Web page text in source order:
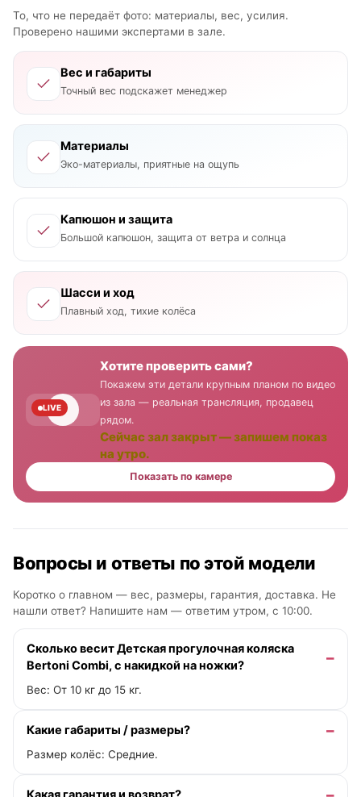
То, что не передаёт фото: материалы, вес, усилия.
Проверено нашими экспертами в зале.
Вес и габариты
Точный вес подскажет менеджер
Материалы
Эко-материалы, приятные на ощупь
Капюшон и защита
Большой капюшон, защита от ветра и солнца
Шасси и ход
Плавный ход, тихие колёса
LIVE
Хотите проверить сами?
Покажем эти детали крупным планом по видео
из зала — реальная трансляция, продавец
рядом.
Сейчас зал закрыт — запишем показ
на утро.
Показать по камере
Вопросы и ответы по этой модели
Коротко о главном — вес, размеры, гарантия, доставка. Не
нашли ответ? Напишите нам — ответим утром, с 10:00.
Сколько весит Детская прогулочная коляска
Bertoni Combi, с накидкой на ножки?
Вес: От 10 кг до 15 кг.
Какие габариты / размеры?
Размер колёс: Средние.